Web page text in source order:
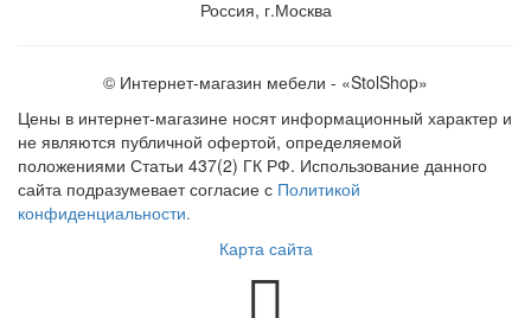
Россия, г.Москва
© Интернет-магазин мебели - «StolShop»
Цены в интернет-магазине носят информационный характер и
не являются публичной офертой, определяемой
положениями Статьи 437(2) ГК РФ. Использование данного
сайта подразумевает согласие с Политикой
конфиденциальности.
Карта сайта